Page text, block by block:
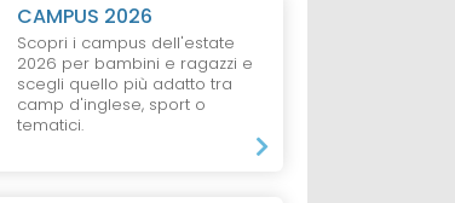
CAMPUS 2026
Scopri i campus dell'estate
2026 per bambini e ragazzi e
scegli quello più adatto tra
camp d'inglese, sport o
tematici.